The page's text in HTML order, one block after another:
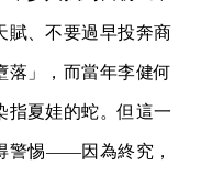
賦、不要過早投奔商
落」，而當年李健何
指夏娃的蛇。但這一
警惕——因為終究，